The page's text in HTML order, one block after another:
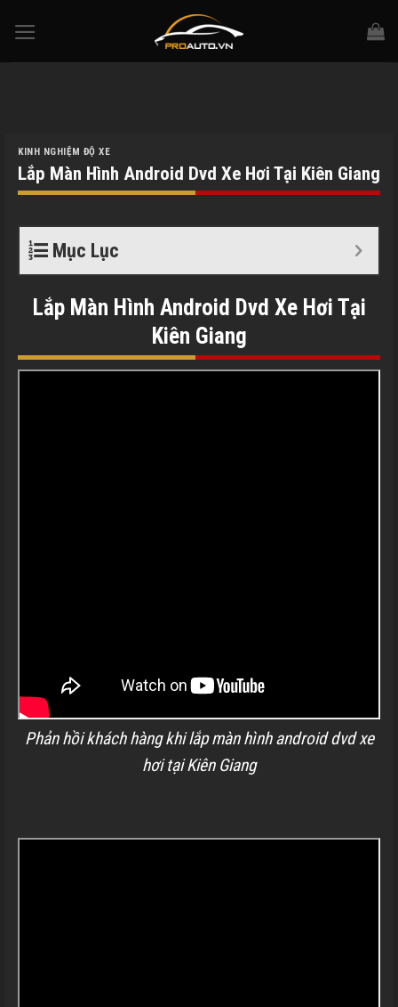
KINH NGHIỆM ĐỘ XE
Lắp Màn Hình Android Dvd Xe Hơi Tại Kiên Giang
Mục Lục
Lắp Màn Hình Android Dvd Xe Hơi Tại
Kiên Giang
Phản hồi khách hàng khi lắp màn hình android dvd xe
hơi tại Kiên Giang